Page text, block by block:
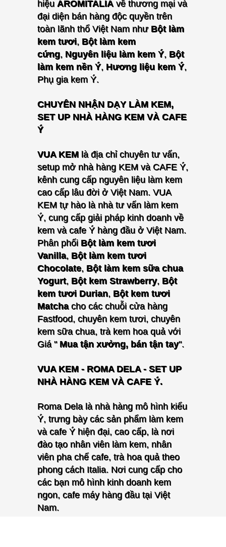
hiệu AROMITALIA về thương mại và
đại diện bán hàng độc quyền trên
toàn lãnh thổ Việt Nam như Bột làm
kem tươi, Bột làm kem
cứng, Nguyên liệu làm kem Ý, Bột
làm kem nền Ý, Hương liệu kem Ý,
Phụ gia kem Ý.
CHUYÊN NHẬN DẠY LÀM KEM,
SET UP NHÀ HÀNG KEM VÀ CAFE
Ý
VUA KEM là địa chỉ chuyên tư vấn,
setup mở nhà hàng KEM và CAFE Ý,
kênh cung cấp nguyên liệu làm kem
cao cấp lâu đời ở Việt Nam. VUA
KEM tự hào là nhà tư vấn làm kem
Ý, cung cấp giải pháp kinh doanh về
kem và cafe Ý hàng đầu ở Việt Nam.
Phân phối Bột làm kem tươi
Vanilla, Bột làm kem tươi
Chocolate, Bột làm kem sữa chua
Yogurt, Bột kem Strawberry, Bột
kem tươi Durian, Bột kem tươi
Matcha cho các chuỗi cửa hàng
Fastfood, chuyên kem tươi, chuyên
kem sữa chua, trà kem hoa quả với
Giá "Mua tận xưởng, bán tận tay".
VUA KEM - ROMA DELA - SET UP
NHÀ HÀNG KEM VÀ CAFE Ý.
Roma Dela là nhà hàng mô hình kiểu
Ý, trưng bày các sản phẩm làm kem
và cafe Ý hiện đại, cao cấp, là nơi
đào tạo nhân viên làm kem, nhân
viên pha chế cafe, trà hoa quả theo
phong cách Italia. Nơi cung cấp cho
các bạn mô hình kinh doanh kem
ngon, cafe máy hàng đầu tại Việt
Nam.